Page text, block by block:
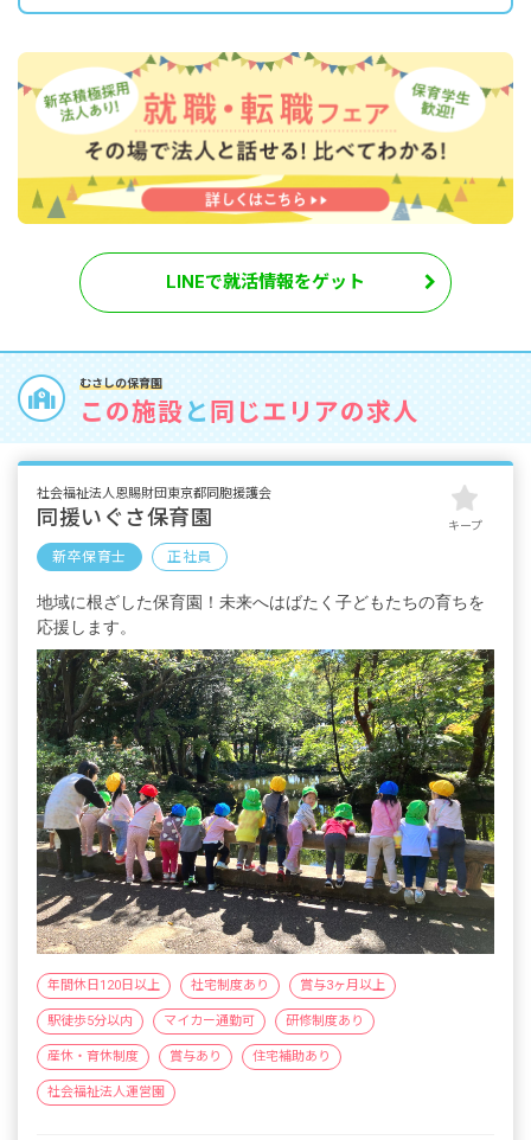
LINEで就活情報をゲット
むさしの保育園
この施設 と 同じエリアの求人
社会福祉法人恩賜財団東京都同胞援護会
同援いぐさ保育園
新卒保育士 正社員
キープ
地域に根ざした保育園！未来へはばたく子どもたちの育ちを
応援します。
年間休日120日以上 社宅制度あり 賞与3ヶ月以上
駅徒歩5分以内 マイカー通勤可 研修制度あり
産休・育休制度 賞与あり 住宅補助あり
社会福祉法人運営園